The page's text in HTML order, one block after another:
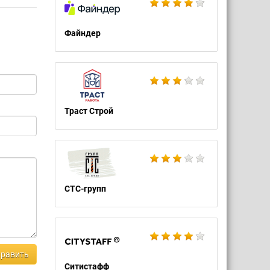
Файндер
Траст Строй
СТС-групп
Ситистафф